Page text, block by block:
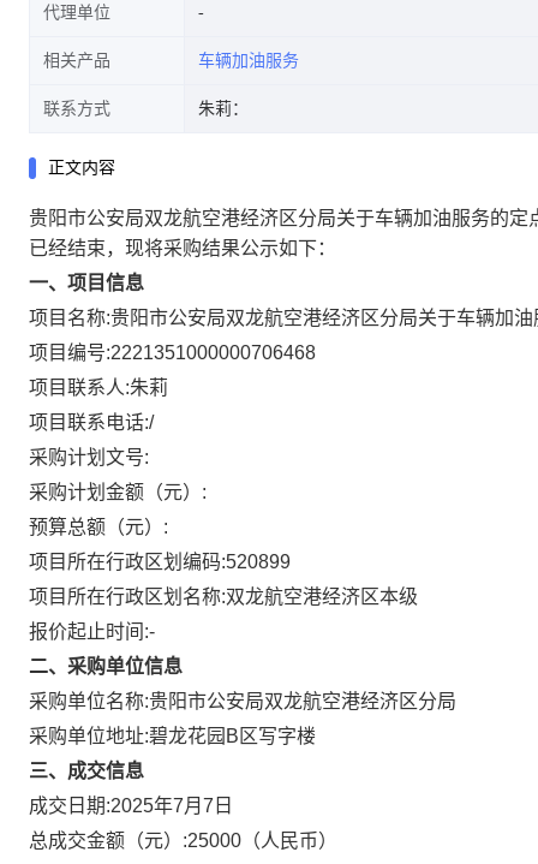
代理单位
相关产品 车辆加油服务
联系方式 朱莉：
正文内容
贵阳市公安局双龙航空港经济区分局关于车辆加油服务的定
已经结束，现将采购结果公示如下：
一、项目信息
项目名称:贵阳市公安局双龙航空港经济区分局关于车辆加
项目编号:2221351000000706468
项目联系人:朱莉
项目联系电话:/
采购计划文号:
采购计划金额（元）:
预算总额（元）:
项目所在行政区划编码:520899
项目所在行政区划名称:双龙航空港经济区本级
报价起止时间:-
二、采购单位信息
采购单位名称:贵阳市公安局双龙航空港经济区分局
采购单位地址:碧龙花园B区写字楼
三、成交信息
成交日期:2025年7月7日
总成交金额（元）:25000 （人民币）